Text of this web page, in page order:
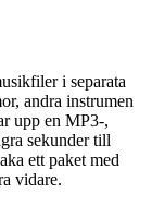
i separata
andra instrumen
upp en MP3-,
sekunder till
ett paket med
vidare.